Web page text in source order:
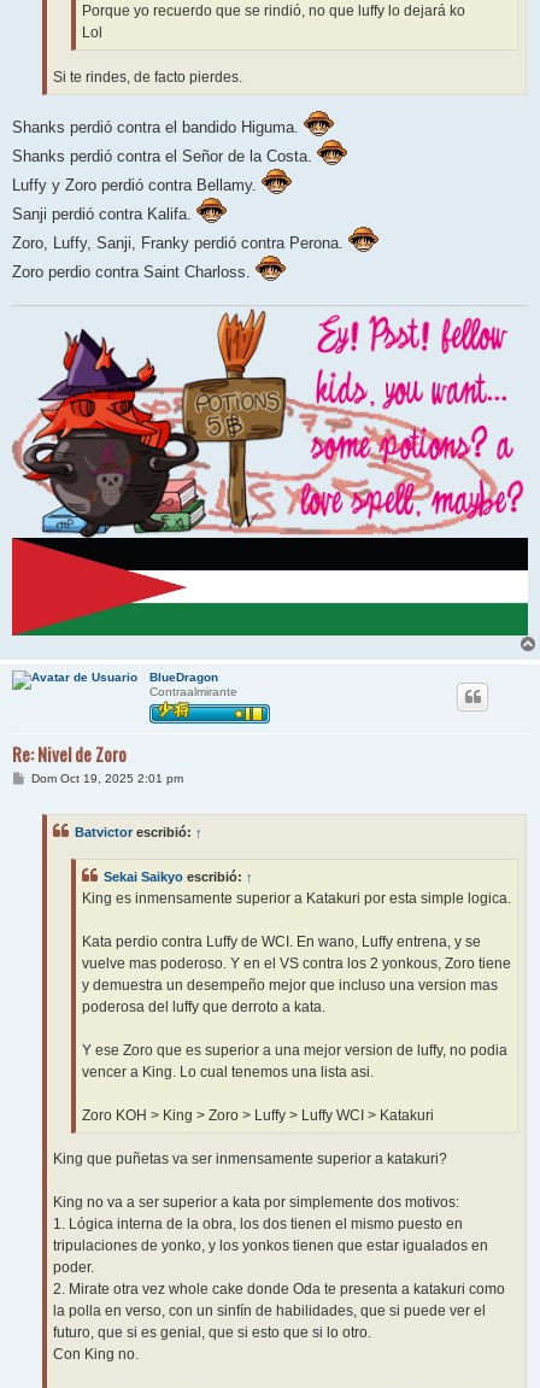
Porque yo recuerdo que se rindió, no que luffy lo dejará ko
Lol
Si te rindes, de facto pierdes.
Shanks perdió contra el bandido Higuma.
Shanks perdió contra el Señor de la Costa.
Luffy y Zoro perdió contra Bellamy.
Sanji perdió contra Kalifa.
Zoro, Luffy, Sanji, Franky perdió contra Perona.
Zoro perdio contra Saint Charloss.
BlueDragon
Contraalmirante
Re: Nivel de Zoro
MDom Oct 19, 2025 2:01 pm
Batvictor escribió: ↑
Sekai Saikyo escribió: ↑
King es inmensamente superior a Katakuri por esta simple logica.
Kata perdio contra Luffy de WCI. En wano, Luffy entrena, y se
vuelve mas poderoso. Y en el VS contra los 2 yonkous, Zoro tiene
y demuestra un desempeño mejor que incluso una version mas
poderosa del luffy que derroto a kata.
Y ese Zoro que es superior a una mejor version de luffy, no podia
vencer a King. Lo cual tenemos una lista asi.
Zoro KOH > King > Zoro > Luffy > Luffy WCI > Katakuri
King que puñetas va ser inmensamente superior a katakuri?
King no va a ser superior a kata por simplemente dos motivos:
1. Lógica interna de la obra, los dos tienen el mismo puesto en
tripulaciones de yonko, y los yonkos tienen que estar igualados en
poder.
2. Mirate otra vez whole cake donde Oda te presenta a katakuri como
la polla en verso, con un sinfín de habilidades, que si puede ver el
futuro, que si es genial, que si esto que si lo otro.
Con King no.